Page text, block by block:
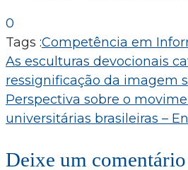
0
Tags :Competência em
Navegação
de
Post
As esculturas devocionais
ressignificação da imagem
Perspectiva sobre o
universitárias brasileiras –
Deixe um comentário